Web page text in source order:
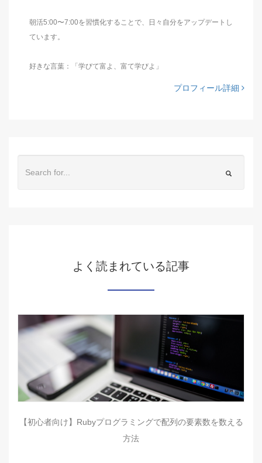
朝活5:00〜7:00を習慣化することで、日々自分をアップデートし
ています。
好きな言葉：「学びて富よ、富て学びよ」
プロフィール詳細
よく読まれている記事
【初心者向け】Rubyプログラミングで配列の要素数を数える
方法